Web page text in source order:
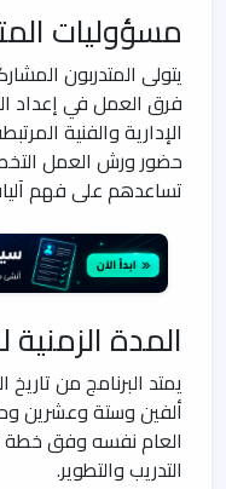
مسؤوليات
يتولى المتدربون
فرق العمل في إعداد
الإدارية والفنية
حضور ورش العمل
تساعدهم على فهم
المدة الزمنية
يمتد البرنامج من
ألفين وستة
العام نفسه وفق خطة
التدريب والتطوير.